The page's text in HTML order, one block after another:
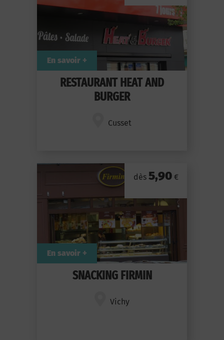
RESTAURANT HEAT AND
BURGER
Cusset
En savoir +
SNACKING FIRMIN
Vichy
dès 5,90€
En savoir +